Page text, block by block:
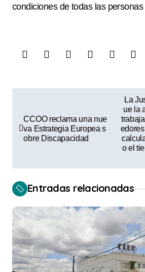
condiciones de todas las
a
c
i
ó
n
d
CCOO reclama una nue
va Estrategia Europea s
obre Discapacidad
La
ue la
o el
Entradas relacionadas